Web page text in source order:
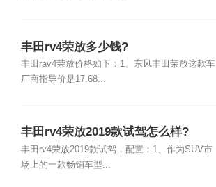
丰田rv4荣放多少钱?
丰田rav4荣放价格如下：1、东风丰田荣放这款车
厂商指导价是17.68...
丰田rv4荣放2019款试驾怎么样?
丰田rv4荣放2019款试驾，配置：1、作为SUV市
场上的一款畅销车型...